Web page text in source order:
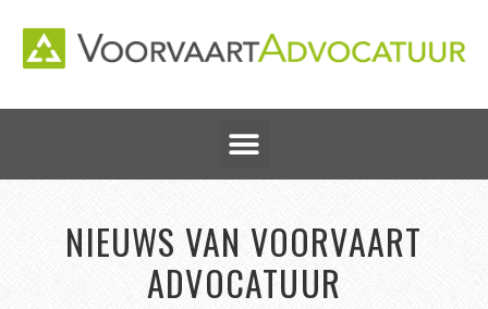
NIEUWS VAN VOORVAART
ADVOCATUUR